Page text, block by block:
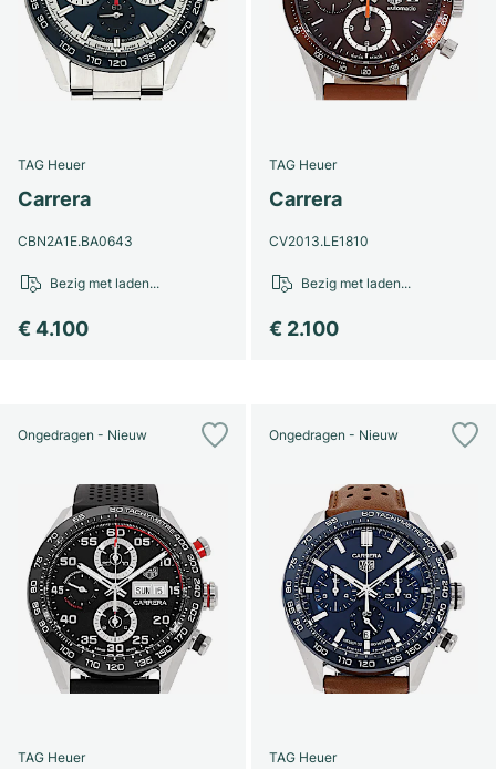
TAG Heuer
Carrera
CBN2A1E.BA0643
€ 4.100
Bezig met laden...
TAG Heuer
Carrera
CV2013.LE1810
€ 2.100
Bezig met laden...
Ongedragen - Nieuw
TAG Heuer
Ongedragen - Nieuw
TAG Heuer